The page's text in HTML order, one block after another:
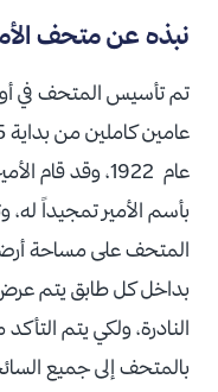
نبذه عن متحف
تم تأسيس المتحف في
عام 1922، وقد
المتحف على مساحة
بداخل كل طابق يتم عرض
النادرة، ولكي يتم
بالمتحف إلى جميع